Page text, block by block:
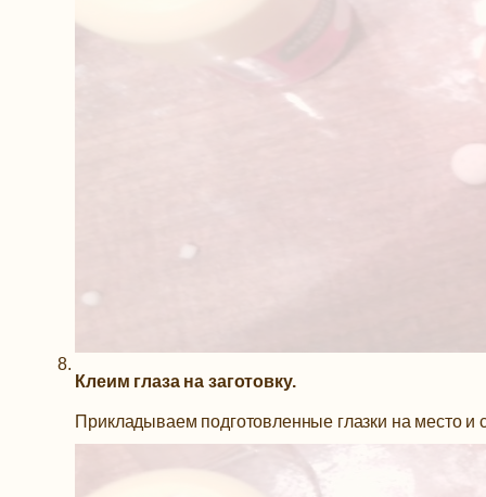
Клеим глаза на заготовку.
Прикладываем подготовленные глазки на место и